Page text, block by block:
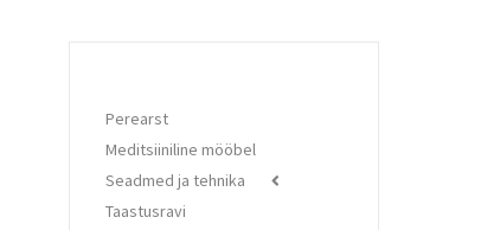
Perearst
Meditsiiniline mööbel
Seadmed ja tehnika
Taastusravi